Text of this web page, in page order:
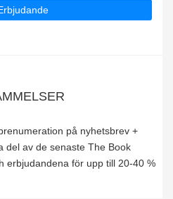
på nyhetsbrev +
del av de senaste The Book
erbjudandena för upp till 20-40 %